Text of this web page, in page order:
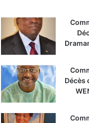
Décès